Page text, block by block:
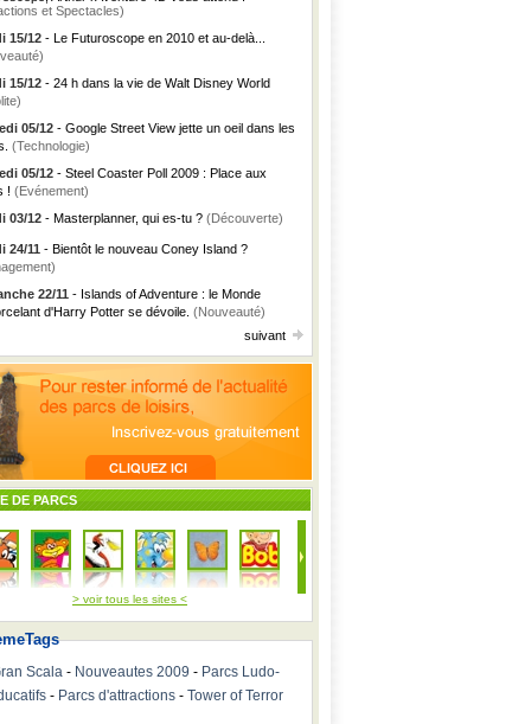
et Spectacles)
15/12 - Le Futuroscope en 2010 et au-delà...
15/12 - 24 h dans la vie de Walt Disney World
05/12 - Google Street View jette un oeil dans les
(Technologie)
05/12 - Steel Coaster Poll 2009 : Place aux
! (Evénement)
03/12 - Masterplanner, qui es-tu ? (Découverte)
24/11 - Bientôt le nouveau Coney Island ?
22/11 - Islands of Adventure : le Monde
d'Harry Potter se dévoile. (Nouveauté)
suivant
DE PARCS
> voir tous les sites <
Scala - Nouveautes 2009 - Parcs Ludo-
- Parcs d'attractions- Tower of Terror